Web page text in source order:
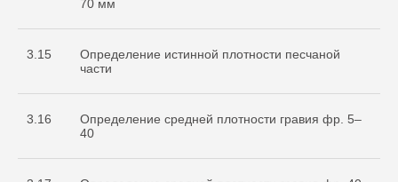
70 мм
3.15
Определение истинной плотности песчаной
части
3.16
Определение средней плотности гравия фр. 5–
40